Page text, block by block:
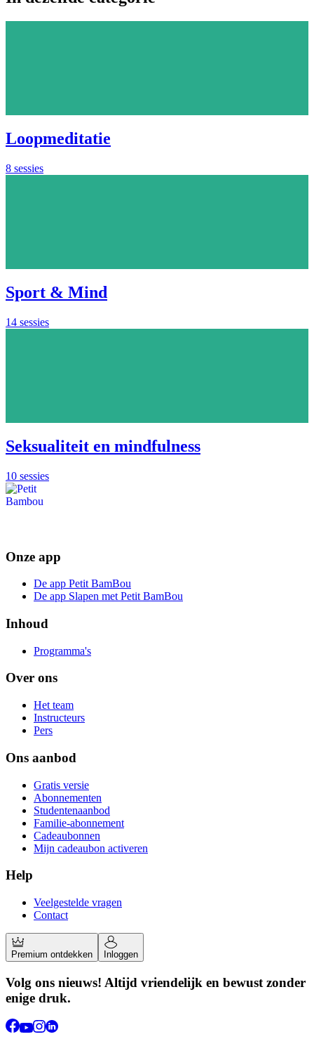
Loopmeditatie
8 sessies
Sport & Mind
14 sessies
Seksualiteit en mindfulness
10 sessies
Onze app
De app Petit BamBou
De app Slapen met Petit BamBou
Inhoud
Programma's
Over ons
Het team
Instructeurs
Pers
Ons aanbod
Gratis versie
Abonnementen
Studentenaanbod
Familie-abonnement
Cadeaubonnen
Mijn cadeaubon activeren
Help
Veelgestelde vragen
Contact
Premium ontdekken Inloggen
Volg ons nieuws! Altijd vriendelijk en bewust zonder
enige druk.